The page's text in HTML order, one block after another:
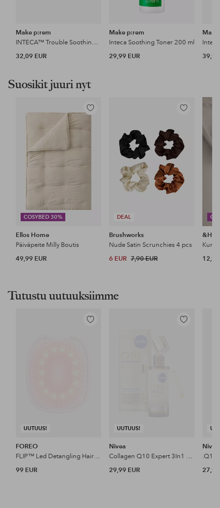
Make p:rem
INTECA™ Trouble Soothing Pads 330Ml/70Pads
32,09 EUR
Make p:rem
Inteca Soothing Toner 200 ml
29,99 EUR
39,99
Suosikit juuri nyt
COSYBED 30%
Lisää
Ellos Home
Päiväpeite Milly Boutis
49,99 EUR
DEAL
Lisää
Brushworks
Nude Satin Scrunchies 4 pcs
6 EUR 7,90 EUR 12,99
Tutustu uutuuksiimme
UUTUUS!
Lisää
FOREO
FLIP™ Led Detangling Hairbrush
99 EUR
UUTUUS!
Lisää
Nivea
Collagen Q10 Expert 3In1 Repairing Serum 30 Ml
29,99 EUR
Nivea
27,99